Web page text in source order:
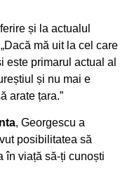
și la actualul
mă uit la cel care
este primarul actual al
și nu mai e
arate țara.”
, Georgescu a
posibilitatea să
în viață să-ți cunoști